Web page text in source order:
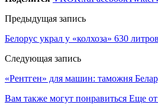
Предыдущая запись
Белорус украл у «колхоза» 630
Следующая запись
«Рентген» для машин: таможня
Вам также могут понравиться Еще от